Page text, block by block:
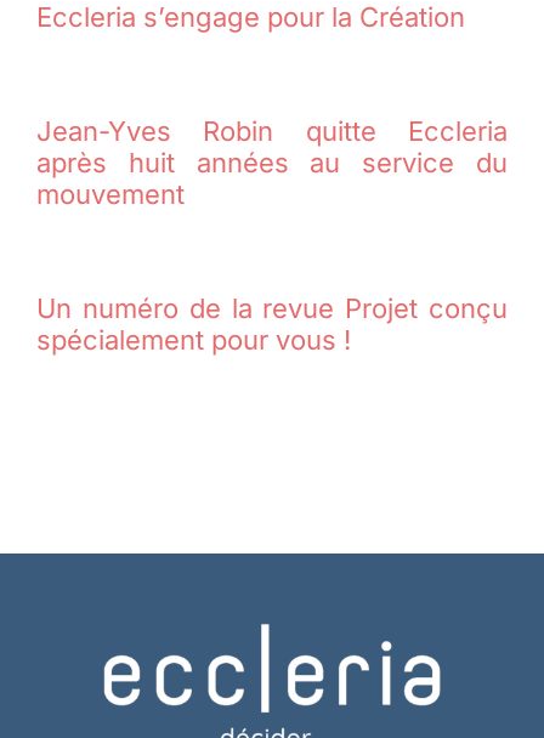
Eccleria s’engage pour la Création
Jean-Yves Robin quitte Eccleria
après huit années au service du
mouvement
Un numéro de la revue Projet conçu
spécialement pour vous !